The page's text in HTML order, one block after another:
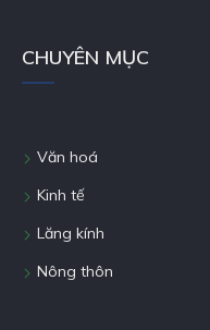
CHUYÊN MỤC
Văn hoá
Kinh tế
Lăng kính
Nông thôn